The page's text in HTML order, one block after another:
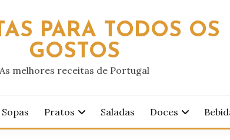
PARA TODOS OS
GOSTOS
As melhores receitas de Portugal
Sopas Pratos Saladas Doces